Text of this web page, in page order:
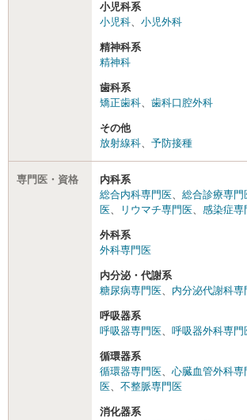
小児科系
小児科、 小児外科
精神科系
精神科
歯科系
矯正歯科、 歯科口腔外科
その他
放射線科、 予防接種
専門医・資格
内科系
総合内科専門医、 総合診療専門
医、 リウマチ専門医、 感染症専
外科系
外科専門医
内分泌・代謝系
糖尿病専門医、 内分泌代謝科専
呼吸器系
呼吸器専門医、 呼吸器外科専門
循環器系
循環器専門医、 心臓血管外科専
医、 不整脈専門医
消化器系